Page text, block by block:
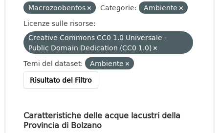
Macrozoobentos
Categorie:
Ambiente
Licenze sulle risorse:
Creative Commons CC0 1.0 Universale -
Public Domain Dedication (CC0 1.0)
Temi del dataset:
Ambiente
Risultato del Filtro
Caratteristiche delle acque lacustri della
Provincia di Bolzano